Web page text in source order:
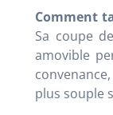
Comment
Sa coupe
amovible
plus souple